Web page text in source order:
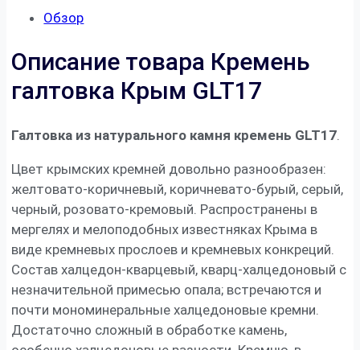
Обзор
Описание товара Кремень
галтовка Крым GLT17
Галтовка из натурального камня кремень GLT17.
Цвет крымских кремней довольно разнообразен:
желтовато-коричневый, коричневато-бурый, серый,
черный, розовато-кремовый. Распространены в
мергелях и мелоподобных известняках Крыма в
виде кремневых прослоев и кремневых конкреций.
Состав халцедон-кварцевый, кварц-халцедоновый с
незначительной примесью опала; встречаются и
почти мономинеральные халцедоновые кремни.
Достаточно сложный в обработке камень,